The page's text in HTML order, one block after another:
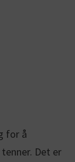
for å
Det er